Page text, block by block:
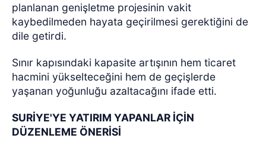
planlanan genişletme projesinin vakit
kaybedilmeden hayata geçirilmesi gerektiğini de
dile getirdi.
Sınır kapısındaki kapasite artışının hem ticaret
hacmini yükselteceğini hem de geçişlerde
yaşanan yoğunluğu azaltacağını ifade etti.
SURİYE'YE YATIRIM YAPANLAR İÇİN
DÜZENLEME ÖNERİSİ